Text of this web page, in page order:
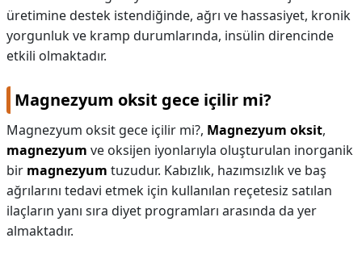
üretimine destek istendiğinde, ağrı ve hassasiyet, kronik
yorgunluk ve kramp durumlarında, insülin direncinde
etkili olmaktadır.
Magnezyum oksit gece içilir mi?
Magnezyum oksit gece içilir mi?, Magnezyum oksit,
magnezyum ve oksijen iyonlarıyla oluşturulan inorganik
bir magnezyum tuzudur. Kabızlık, hazımsızlık ve baş
ağrılarını tedavi etmek için kullanılan reçetesiz satılan
ilaçların yanı sıra diyet programları arasında da yer
almaktadır.